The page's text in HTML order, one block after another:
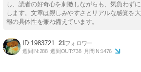
し、読者の好奇心を刺激しながらも、気負わず
します。文章は親しみやすさとリアルな感覚を
報の具体性を兼ね備えています。
1983721 21
週間IN:288 週間OUT:738 月間IN:1476